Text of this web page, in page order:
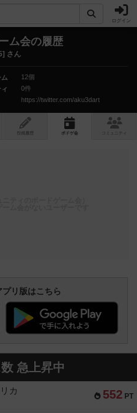
ログイン
ム会の履歴
さん
12個
0件
https://twitter.com/aku3dart
投稿履歴 ボ ドゲ会 コミュニティ
リ版はこちら
急上昇中
552 PT
カ